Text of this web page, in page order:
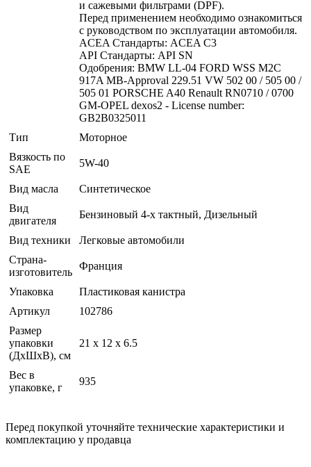
и сажевыми фильтрами (DPF).
Перед применением необходимо ознакомиться
с руководством по эксплуатации автомобиля.
ACEA Стандарты: ACEA C3
API Стандарты: API SN
Одобрения: BMW LL-04 FORD WSS M2C
917A MB-Approval 229.51 VW 502 00 / 505 00 /
505 01 PORSCHE A40 Renault RN0710 / 0700
GM-OPEL dexos2 - License number:
GB2B0325011
Тип
Моторное
Вязкость по
SAE
5W-40
Вид масла
Синтетическое
Вид
двигателя
Бензиновый 4-х тактный, Дизельный
Вид техники
Легковые автомобили
Страна-
изготовитель
Франция
Упаковка
Пластиковая канистра
Артикул
102786
Размер
упаковки
(ДхШхВ), см
21 x 12 x 6.5
Вес в
упаковке, г
935
Перед покупкой уточняйте технические характеристики и
комплектацию у продавца